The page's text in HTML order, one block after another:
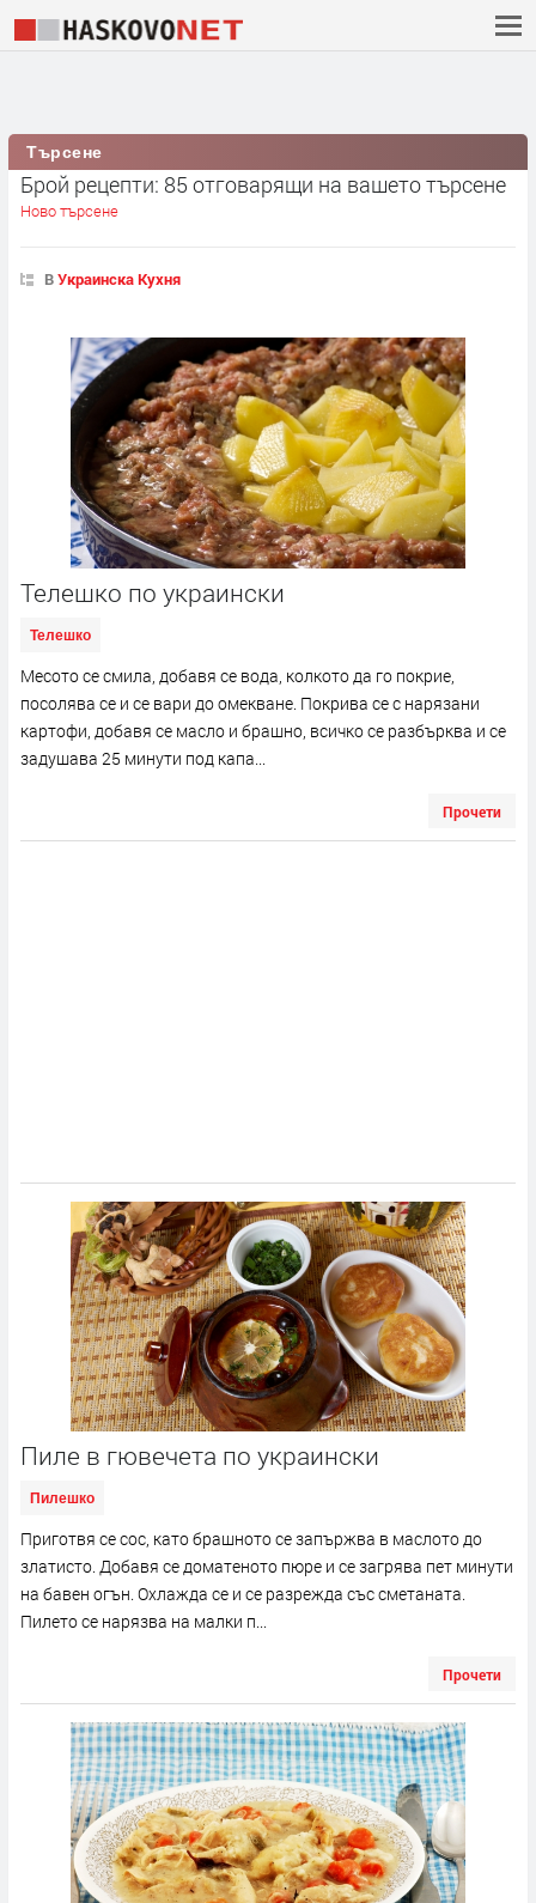
Търсене
Брой рецепти: 85 отговарящи на вашето търсене
Ново търсене
ВУкраинска Кухня
Телешко по украински
Телешко
Месото се смила, добавя се вода, колкото да го покрие,
посолява се и се вари до омекване. Покрива се с нарязани
картофи, добавя се масло и брашно, всичко се разбърква и се
задушава 25 минути под капа...
Прочети
Пиле в гювечета по украински
Пилешко
Приготвя се сос, като брашното се запържва в маслото до
златисто. Добавя се доматеното пюре и се загрява пет минути
на бавен огън. Охлажда се и се разрежда със сметаната.
Пилето се нарязва на малки п...
Прочети